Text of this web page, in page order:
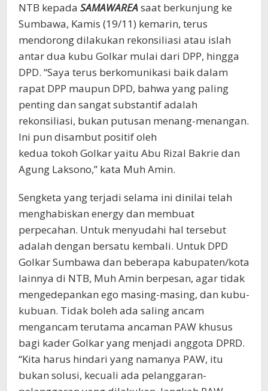
NTB kepada SAMAWAREAsaat berkunjung ke
Sumbawa, Kamis (19/11) kemarin, terus
mendorong dilakukan rekonsiliasi atau islah
antar dua kubu Golkar mulai dari DPP, hingga
DPD. “Saya terus berkomunikasi baik dalam
rapat DPP maupun DPD, bahwa yang paling
penting dan sangat substantif adalah
rekonsiliasi, bukan putusan menang-menangan.
Ini pun disambut positif oleh
kedua tokoh Golkar yaitu Abu Rizal Bakrie dan
Agung Laksono,” kata Muh Amin.
Sengketa yang terjadi selama ini dinilai telah
menghabiskan energy dan membuat
perpecahan. Untuk menyudahi hal tersebut
adalah dengan bersatu kembali. Untuk DPD
Golkar Sumbawa dan beberapa kabupaten/kota
lainnya di NTB, Muh Amin berpesan, agar tidak
mengedepankan ego masing-masing, dan kubu-
kubuan. Tidak boleh ada saling ancam
mengancam terutama ancaman PAW khusus
bagi kader Golkar yang menjadi anggota DPRD.
“Kita harus hindari yang namanya PAW, itu
bukan solusi, kecuali ada pelanggaran-